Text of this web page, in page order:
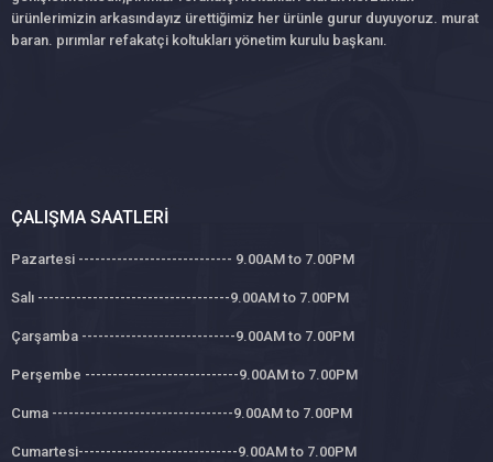
ürünlerimizin arkasındayız ürettiğimiz her ürünle gurur duyuyoruz. murat
baran. pırımlar refakatçi koltukları yönetim kurulu başkanı.
ÇALIŞMA SAATLERI
Pazartesi ---------------------------- 9.00AM to 7.00PM
Salı -----------------------------------9.00AM to 7.00PM
Çarşamba ----------------------------9.00AM to 7.00PM
Perşembe ----------------------------9.00AM to 7.00PM
Cuma ---------------------------------9.00AM to 7.00PM
Cumartesi-----------------------------9.00AM to 7.00PM